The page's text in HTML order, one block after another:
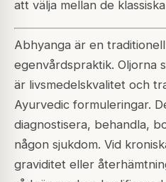
att välja mellan de
Abhyanga är en
egenvårdspraktik. Oljorna
är livsmedelskvalitet och
Ayurvedic formuleringar.
diagnostisera, behandla,
någon sjukdom. Vid
graviditet eller